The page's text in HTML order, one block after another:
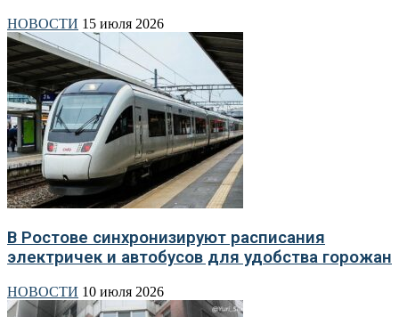
НОВОСТИ 15 июля 2026
В Ростове синхронизируют расписания
электричек и автобусов для удобства горожан
НОВОСТИ 10 июля 2026